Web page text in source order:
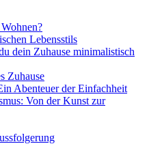
Lebensstils
dein Zuhause minimalistisch
Zuhause
Abenteuer der Einfachheit
Von der Kunst zur